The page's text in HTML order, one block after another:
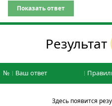
Показать ответ
Результат
№ Ваш ответ
Здесь появится